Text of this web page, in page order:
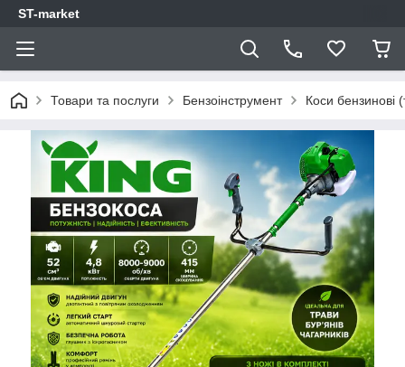
ST-market
Товари та послуги Бензоінструмент Коси бензинові